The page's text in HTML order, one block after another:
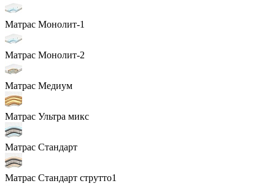
Матрас Монолит-1
Матрас Монолит-2
Матрас Медиум
Матрас Ультра микс
Матрас Стандарт
Матрас Стандарт струтто1